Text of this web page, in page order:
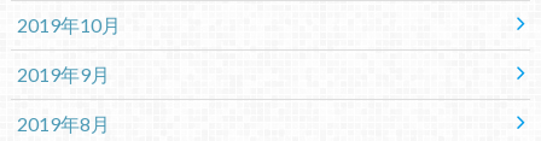
2019年10月
2019年9月
2019年8月